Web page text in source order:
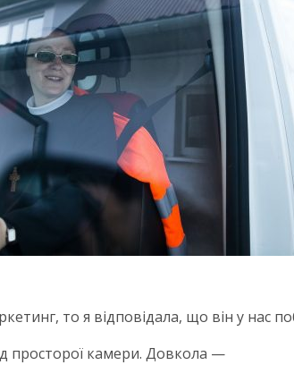
то я відповідала, що він у нас
просторої камери. Довкола —